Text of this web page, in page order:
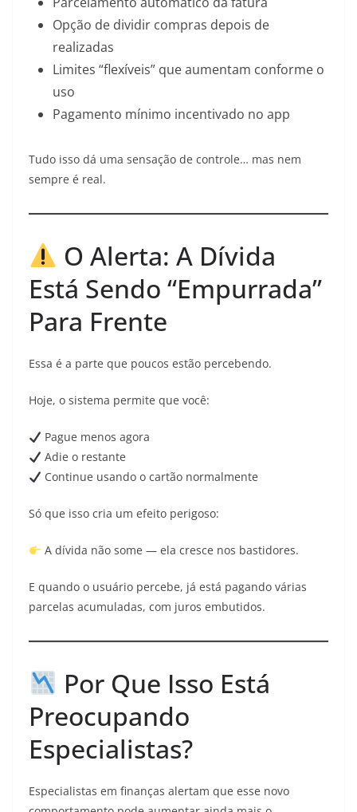
Opção de dividir compras depois de
realizadas
Limites “flexíveis” que aumentam conforme o
uso
Pagamento mínimo incentivado no app
Tudo isso dá uma sensação de controle… mas nem
sempre é real.
O Alerta: A Dívida
Está Sendo “Empurrada”
Para Frente
Essa é a parte que poucos estão percebendo.
Hoje, o sistema permite que você:
Pague menos agora
Adie o restante
Continue usando o cartão normalmente
Só que isso cria um efeito perigoso:
A dívida não some — ela cresce nos bastidores.
E quando o usuário percebe, já está pagando várias
parcelas acumuladas, com juros embutidos.
Por Que Isso Está
Preocupando
Especialistas?
Especialistas em finanças alertam que esse novo